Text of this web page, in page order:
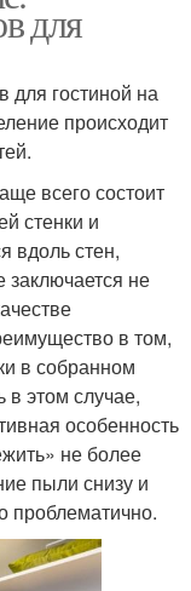
для
гостиной на
происходит
всего состоит
стенки и
вдоль стен,
заключается не
в том,
в собранном
в этом случае,
особенность
не более
пыли снизу и
проблематично.